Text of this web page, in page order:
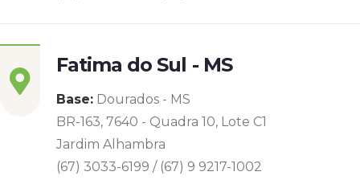
Fatima do Sul - MS
Base: Dourados - MS
BR-163, 7640 - Quadra 10, Lote C1
Jardim Alhambra
(67) 3033-6199 / (67) 9 9217-1002